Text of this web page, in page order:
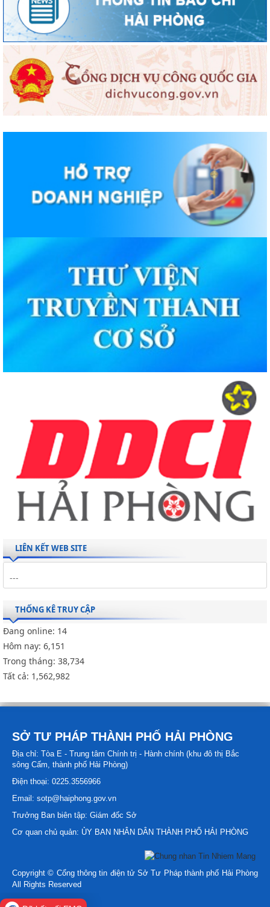
LIÊN KẾT WEB SITE
THỐNG KÊ TRUY CẬP
Đang online: 14
Hôm nay: 6,151
Trong tháng: 38,734
Tất cả: 1,562,982
SỞ TƯ PHÁP THÀNH PHỐ HẢI PHÒNG
Địa chỉ: Tòa E - Trung tâm Chính trị - Hành chính (khu đô thị Bắc
sông Cấm, thành phố Hải Phòng)
Điện thoại: 0225.3556966
Email: sotp@haiphong.gov.vn
Trưởng Ban biên tập: Giám đốc Sở
Cơ quan chủ quản: ỦY BAN NHÂN DÂN THÀNH PHỐ HẢI PHÒNG
Copyright © Cổng thông tin điện tử Sở Tư Pháp thành phố Hải Phòng
All Rights Reserved